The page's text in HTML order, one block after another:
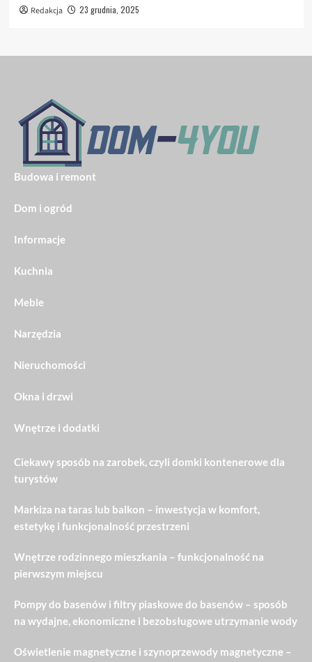
Redakcja 23 grudnia, 2025
Budowa i remont
Dom i ogród
Informacje
Kuchnia
Meble
Narzędzia
Nieruchomości
Okna i drzwi
Wnętrze i dodatki
Ciekawy sposób na zarobek, czyli domki kontenerowe dla
turystów
Markiza na taras lub balkon – inwestycja w komfort,
estetykę i funkcjonalność przestrzeni
Wnętrze rodzinnego mieszkania – funkcjonalność na
pierwszym miejscu
Pompy do basenów i filtry piaskowe do basenów – sposób
na wydajne, ekonomiczne i bezobsługowe utrzymanie wody
Oświetlenie magnetyczne i szynoprzewody magnetyczne –